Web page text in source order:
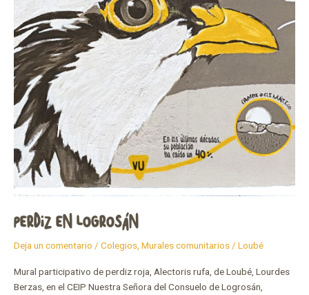
PERDIZ EN LOGROSÁN
Deja un comentario / Colegios, Murales comunitarios/ Loubé
Mural participativo de perdiz roja, Alectoris rufa, de Loubé, Lourdes
Berzas, en el CEIP Nuestra Señora del Consuelo de Logrosán,